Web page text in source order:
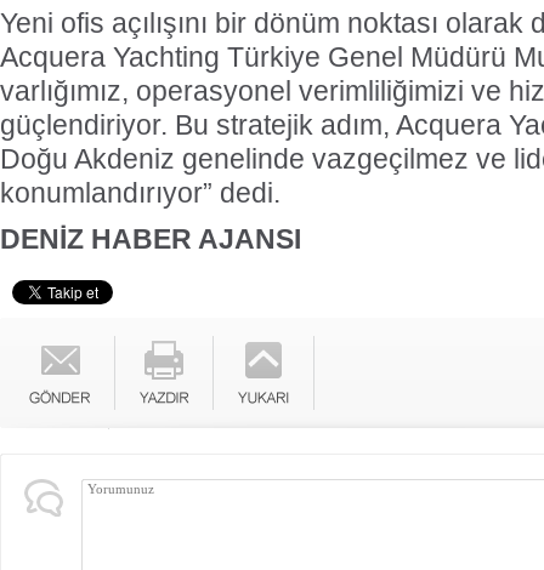
Yeni ofis açılışını bir dönüm noktası
Acquera Yachting Türkiye Genel Müdürü
varlığımız, operasyonel verimliliğimizi ve
güçlendiriyor. Bu stratejik adım, Acquera
Doğu Akdeniz genelinde vazgeçilmez ve
konumlandırıyor” dedi.
DENİZ HABER AJANSI